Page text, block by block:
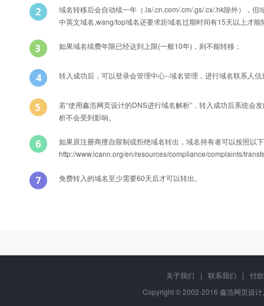
域名转移后会自动续一年（.la/.cn.com/.cm/.gs/.cx/.hk除外），
中英文域名,wang/top域名还要求距域名过期时间有15天以上才能
如果域名续费年限已经达到上限(一般10年)，则不能转移；
转入成功后，可以登录会管理中心--域名管理，进行域名联系人
若“使用鑫浩网页设计的DNS进行域名解析”，转入成功后系统会
析不会受到影响。
如果原注册商擅自限制或拒绝域名转出，域名持有者可以按照以
http://www.icann.org/en/resources/compliance/complaints/
免费转入的域名至少需要60天后才可以转出。
中文cc域名
Q 能否转入后办理过户？
关于我们 | 联系我们 |
付
Copyright © 2002-2016 鑫浩网页设